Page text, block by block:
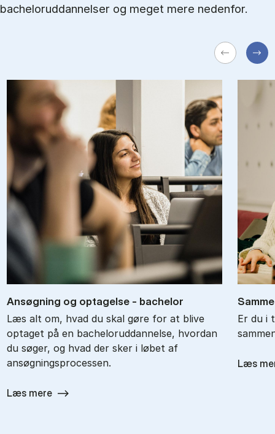
bacheloruddannelser og meget mere nedenfor.
An­søg­ning og op­ta­gel­se - ba­chel­or
Læs alt om, hvad du skal gøre for at blive
optaget på en bacheloruddannelse, hvordan
du søger, og hvad der sker i løbet af
ansøgningsprocessen.
Læs mere
Er du i
Læs